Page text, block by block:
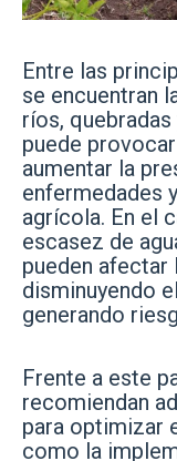
Entre las
se encuentran
ríos,
puede
aumentar la
enfermedades
agrícola. En el
escasez de
pueden afectar
disminuyendo
generando
Frente a este
recomiendan
para optimizar
como la